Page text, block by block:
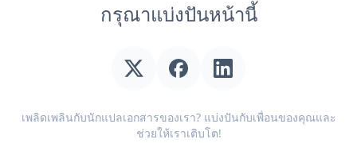
กรุณาแบ่งปันหน้านี้
เพลิดเพลินกับนักแปลเอกสารของเรา? แบ่งปันกับเพื่อนของคุณและ
ช่วยให้เราเติบโต!